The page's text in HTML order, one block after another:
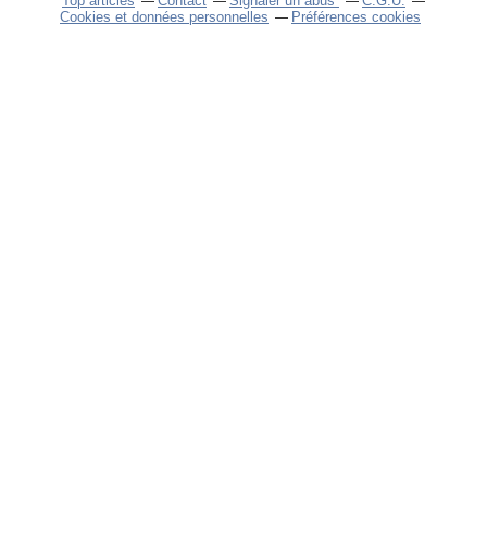
Cookies et données personnelles
Préférences cookies